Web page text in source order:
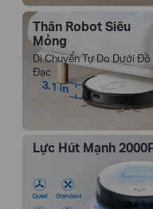
Thân Robot Siêu
Mỏng
Di Chuyển Tự Do Dưới Đồ
Đạc
Lực Hút Mạnh